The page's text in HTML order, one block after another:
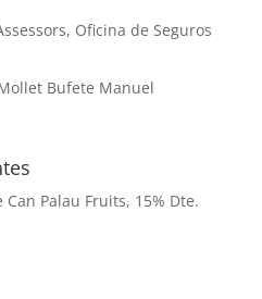
Oficina de Seguros
Bufete Manuel
Palau Fruits, 15% Dte.